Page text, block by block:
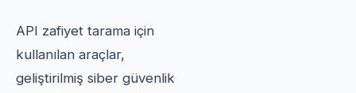
API zafiyet tarama için
kullanılan araçlar,
geliştirilmiş siber güvenlik